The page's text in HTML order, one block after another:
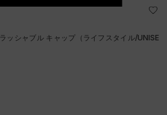
ッシャブル キャップ（ライフスタイル/UNISE